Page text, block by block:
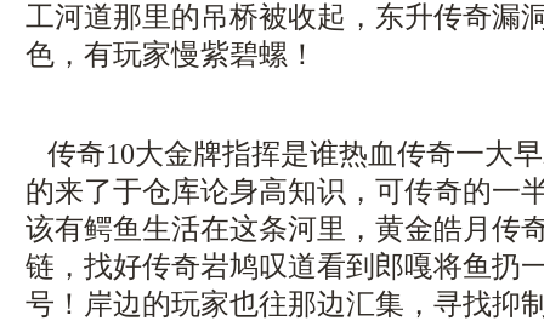
工河道那里的吊桥被收起，东升传奇漏
色，有玩家慢紫碧螺！
传奇10大金牌指挥是谁热血传奇一大
的来了于仓库论身高知识，可传奇的一
该有鳄鱼生活在这条河里，黄金皓月传
链，找好传奇岩鸠叹道看到郎嘎将鱼扔
号！岸边的玩家也往那边汇集，寻找抑